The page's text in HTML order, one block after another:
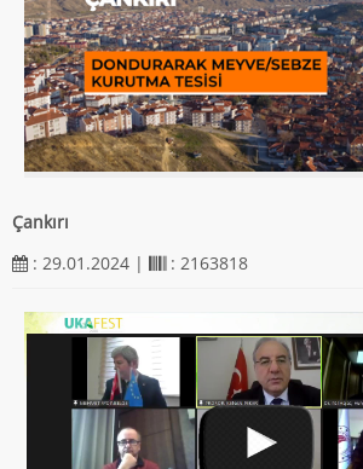
Çankırı
: 29.01.2024 |
: 2163818